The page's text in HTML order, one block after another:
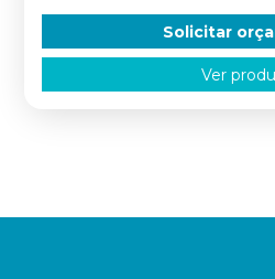
Solicitar
Ver